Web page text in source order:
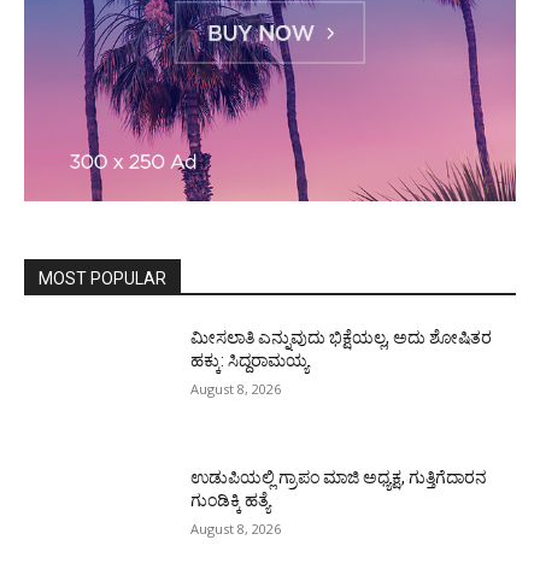
MOST POPULAR
ಮೀಸಲಾತಿ ಎನ್ನುವುದು ಭಿಕ್ಷೆಯಲ್ಲ, ಅದು ಶೋಷಿತರ
ಹಕ್ಕು: ಸಿದ್ದರಾಮಯ್ಯ
August 8, 2026
ಉಡುಪಿಯಲ್ಲಿ ಗ್ರಾಪಂ ಮಾಜಿ ಅಧ್ಯಕ್ಷ, ಗುತ್ತಿಗೆದಾರನ
ಗುಂಡಿಕ್ಕಿ ಹತ್ಯೆ
August 8, 2026